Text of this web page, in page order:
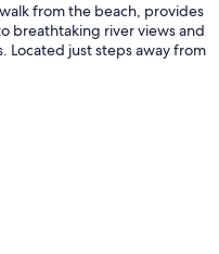
from the beach, provides
breathtaking river views and
Located just steps away from